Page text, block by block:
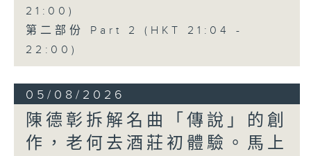
21:00)
第二部份 Part 2 (HKT 21:04 -
22:00)
05/08/2026
陳德彰拆解名曲「傳說」的創
作，老何去酒莊初體驗。馬上